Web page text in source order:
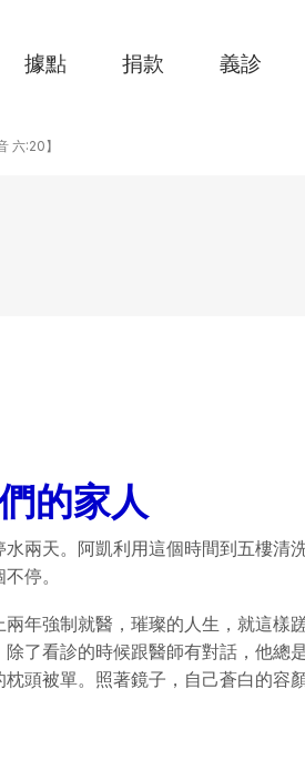
據點 捐款 義診
六:20】
的家人
兩天。阿凱利用這個時間到五樓清
停。
年強制就醫，璀璨的人生，就這樣
了看診的時候跟醫師有對話，他總
頭被單。照著鏡子，自己蒼白的容顏